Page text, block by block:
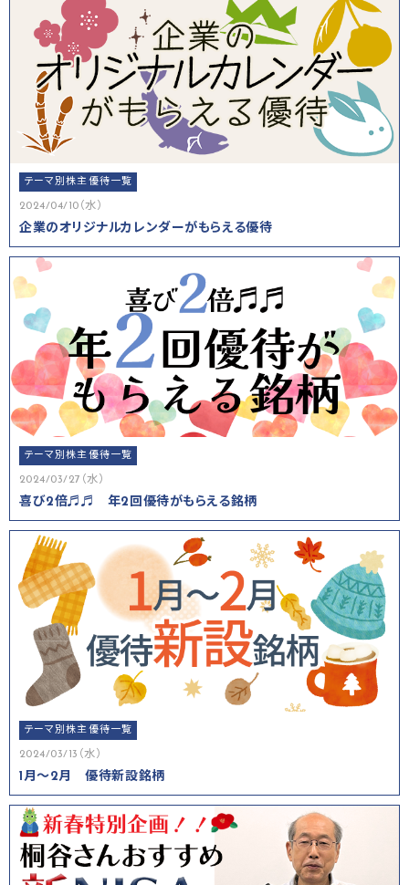
テーマ別株主優待一覧
2024/04/10（水）
企業のオリジナルカレンダーがもらえる優待
テーマ別株主優待一覧
2024/03/27（水）
喜び2倍♬♬ 年2回優待がもらえる銘柄
テーマ別株主優待一覧
2024/03/13（水）
1月～2月 優待新設銘柄